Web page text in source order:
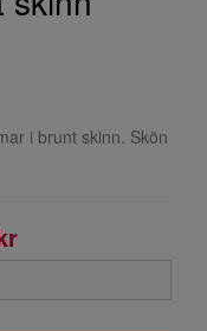
i brunt skinn. Skön